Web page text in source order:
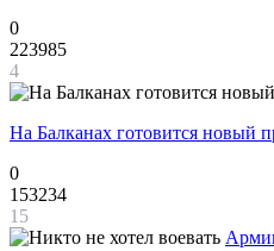
0
223985
4
На Балканах готовится новый
0
153234
15